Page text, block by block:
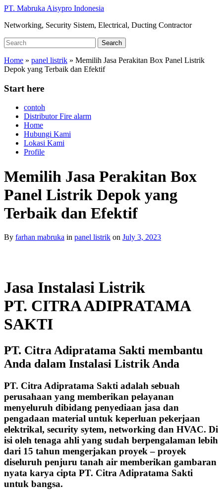
Skip
main
PT. Mabruka Aisypro Indonesia
Networking, Security Sistem, Electrical, Ducting Contractor
Search
for:
Search
Home » panel listrik » Memilih Jasa Perakitan Box Panel Listrik
Depok yang Terbaik dan Efektif
Start here
contoh
Distributor Fire alarm
Home
Hubungi Kami
Lokasi Kami
Profile
Memilih Jasa Perakitan Box
Panel Listrik Depok yang
Terbaik dan Efektif
By farhan mabruka in panel listrik on July 3, 2023
Jasa Instalasi Listrik
PT. CITRA ADIPRATAMA
SAKTI
PT. Citra Adipratama Sakti membantu
Anda dalam Instalasi Listrik Anda
PT. Citra Adipratama Sakti adalah sebuah
perusahaan yang memberikan pelayanan
menyeluruh dibidang penyediaan jasa dan
pengadaan material untuk keperluan pekerjaan
elektrikal, security sytem, networking dan HVAC. Di
isi oleh tenaga ahli yang sudah berpengalaman lebih
dari 15 tahun mengerjakan proyek – proyek
diseluruh penjuru tanah air memberikan gambaran
nyata karya cipta PT. Citra Adipratama Sakti
untuk bangsa.